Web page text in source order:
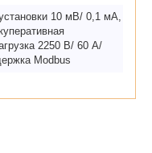
10 мВ/ 0,1 мА,
2250 В/ 60 А/
Modbus